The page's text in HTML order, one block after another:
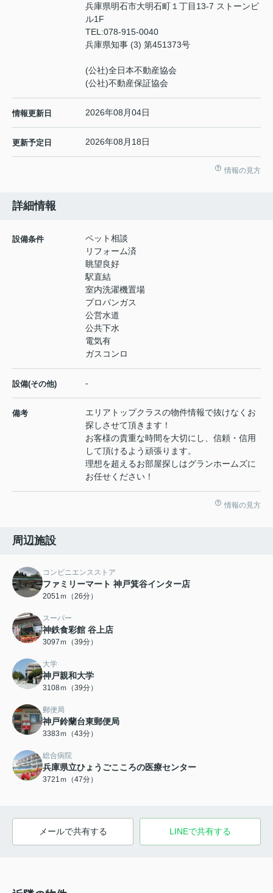
兵庫県明石市大明石町１丁目13-7 ストーンビ
ル1F
TEL:078-915-0040
兵庫県知事 (3) 第451373号
(公社)全日本不動産協会
(公社)不動産保証協会
情報更新日 2026年08月04日
更新予定日 2026年08月18日
情報の見方
詳細情報
設備条件
ペット相談
リフォーム済
眺望良好
駅直結
室内洗濯機置場
プロパンガス
公営水道
公共下水
電気有
ガスコンロ
設備(その他) -
備考
エリアトップクラスの物件情報で抜けなくお
探しさせて頂きます！
お客様の貴重な時間を大切にし、信頼・信用
して頂けるよう頑張ります。
理想を超えるお部屋探しはグランホームズに
お任せください！
情報の見方
周辺施設
コンビニエンスストア
ファミリーマート 神戸箕谷インター店
2051ｍ（26分）
スーパー
神鉄食彩館 谷上店
3097ｍ（39分）
大学
神戸親和大学
3108ｍ（39分）
郵便局
神戸鈴蘭台東郵便局
3383ｍ（43分）
総合病院
兵庫県立ひょうごこころの医療センター
3721ｍ（47分）
メールで共有する LINEで共有する